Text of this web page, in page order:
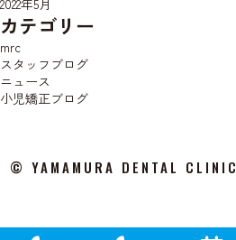
2022年5月
カテゴリー
mrc
スタッフブログ
ニュース
小児矯正ブログ
© YAMAMURA DENTAL CLINIC